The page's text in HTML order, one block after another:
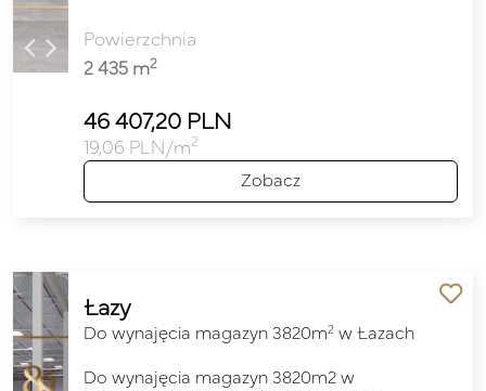
Powierzchnia
2 435 m2
46 407,20 PLN
19,06 PLN/m2
Zobacz
Łazy
Do wynajęcia magazyn 3820m2 w Łazach
Do wynajęcia magazyn 3820m2 w